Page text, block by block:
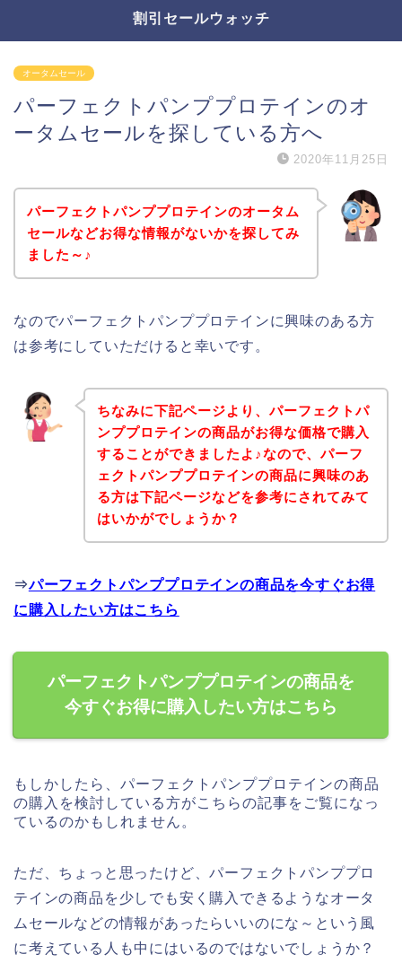
割引セールウォッチ
オータムセール
パーフェクトパンププロテインのオ
ータムセールを探している方へ
2020年11月25日
パーフェクトパンププロテインのオータム
セールなどお得な情報がないかを探してみ
ました～♪
なのでパーフェクトパンププロテインに興味のある方
は参考にしていただけると幸いです。
ちなみに下記ページより、パーフェクトパ
ンププロテインの商品がお得な価格で購入
することができましたよ♪なので、パーフ
ェクトパンププロテインの商品に興味のあ
る方は下記ページなどを参考にされてみて
はいかがでしょうか？
⇒パーフェクトパンププロテインの商品を今すぐお得
に購入したい方はこちら
パーフェクトパンププロテインの商品を
今すぐお得に購入したい方はこちら
もしかしたら、パーフェクトパンププロテインの商品
の購入を検討している方がこちらの記事をご覧になっ
ているのかもしれません。
ただ、ちょっと思ったけど、パーフェクトパンププロ
テインの商品を少しでも安く購入できるようなオータ
ムセールなどの情報があったらいいのにな～という風
に考えている人も中にはいるのではないでしょうか？